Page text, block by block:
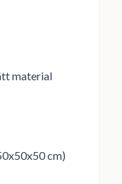
material
cm)